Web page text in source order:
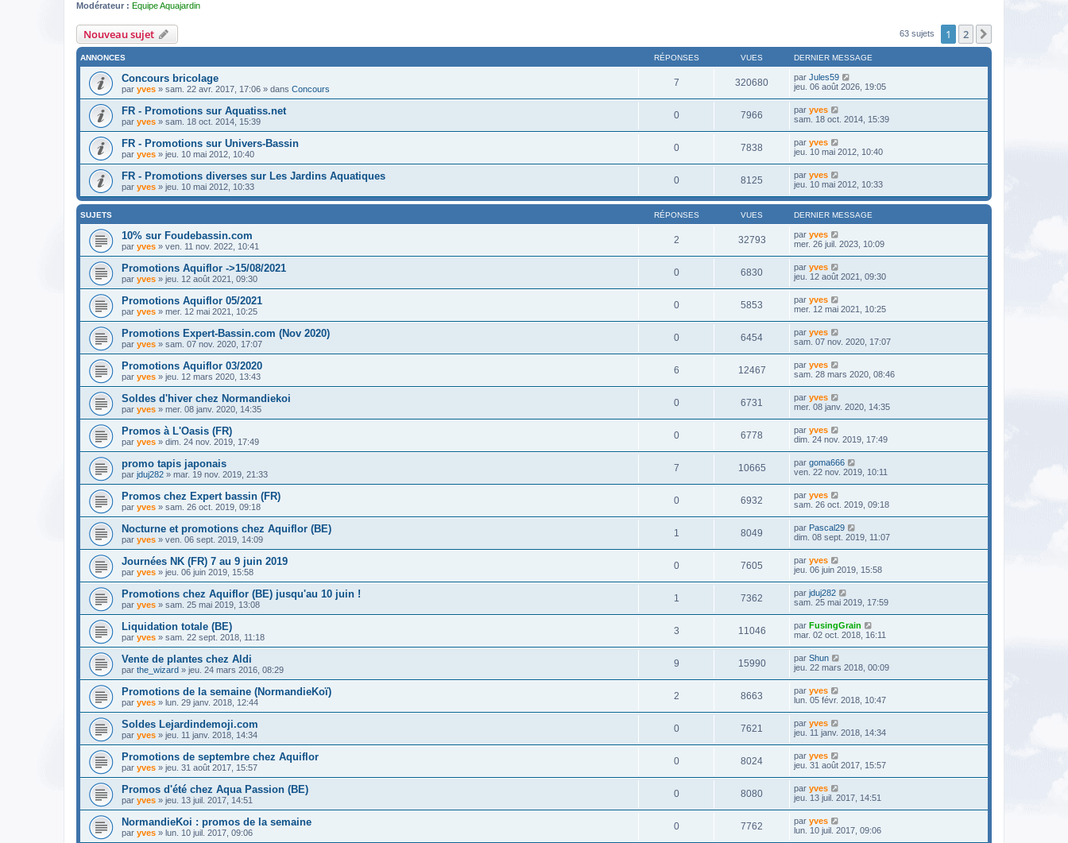
Modérateur : Equipe Aquajardin
Nouveau sujet 63 sujets 1 2
ANNONCES RÉPONSES VUES DERNIER MESSAGE
Concours bricolage
par yves » sam. 22 avr. 2017, 17:06 » dans Concours
7 320680 par Jules59
jeu. 06 août 2026, 19:05
FR - Promotions sur Aquatiss.net
par yves » sam. 18 oct. 2014, 15:39
0 7966 par yves
sam. 18 oct. 2014, 15:39
FR - Promotions sur Univers-Bassin
par yves » jeu. 10 mai 2012, 10:40
0 7838 par yves
jeu. 10 mai 2012, 10:40
FR - Promotions diverses sur Les Jardins Aquatiques
par yves » jeu. 10 mai 2012, 10:33
0 8125 par yves
jeu. 10 mai 2012, 10:33
SUJETS RÉPONSES VUES DERNIER MESSAGE
10% sur Foudebassin.com
par yves » ven. 11 nov. 2022, 10:41
2 32793 par yves
mer. 26 juil. 2023, 10:09
Promotions Aquiflor ->15/08/2021
par yves » jeu. 12 août 2021, 09:30
0 6830 par yves
jeu. 12 août 2021, 09:30
Promotions Aquiflor 05/2021
par yves » mer. 12 mai 2021, 10:25
0 5853 par yves
mer. 12 mai 2021, 10:25
Promotions Expert-Bassin.com (Nov 2020)
par yves » sam. 07 nov. 2020, 17:07
0 6454 par yves
sam. 07 nov. 2020, 17:07
Promotions Aquiflor 03/2020
par yves » jeu. 12 mars 2020, 13:43
6 12467 par yves
sam. 28 mars 2020, 08:46
Soldes d'hiver chez Normandiekoi
par yves » mer. 08 janv. 2020, 14:35
0 6731 par yves
mer. 08 janv. 2020, 14:35
Promos à L'Oasis (FR)
par yves » dim. 24 nov. 2019, 17:49
0 6778 par yves
dim. 24 nov. 2019, 17:49
promo tapis japonais
par jduj282 » mar. 19 nov. 2019, 21:33
7 10665 par goma666
ven. 22 nov. 2019, 10:11
Promos chez Expert bassin (FR)
par yves » sam. 26 oct. 2019, 09:18
0 6932 par yves
sam. 26 oct. 2019, 09:18
Nocturne et promotions chez Aquiflor (BE)
par yves » ven. 06 sept. 2019, 14:09
1 8049 par Pascal29
dim. 08 sept. 2019, 11:07
Journées NK (FR) 7 au 9 juin 2019
par yves » jeu. 06 juin 2019, 15:58
0 7605 par yves
jeu. 06 juin 2019, 15:58
Promotions chez Aquiflor (BE) jusqu'au 10 juin !
par yves » sam. 25 mai 2019, 13:08
1 7362 par jduj282
sam. 25 mai 2019, 17:59
Liquidation totale (BE)
par yves » sam. 22 sept. 2018, 11:18
3 11046 par FusingGrain
mar. 02 oct. 2018, 16:11
Vente de plantes chez Aldi
par the_wizard » jeu. 24 mars 2016, 08:29
9 15990 par Shun
jeu. 22 mars 2018, 00:09
Promotions de la semaine (NormandieKoï)
par yves » lun. 29 janv. 2018, 12:44
2 8663 par yves
lun. 05 févr. 2018, 10:47
Soldes Lejardindemoji.com
par yves » jeu. 11 janv. 2018, 14:34
0 7621 par yves
jeu. 11 janv. 2018, 14:34
Promotions de septembre chez Aquiflor
par yves » jeu. 31 août 2017, 15:57
0 8024 par yves
jeu. 31 août 2017, 15:57
Promos d'été chez Aqua Passion (BE)
par yves » jeu. 13 juil. 2017, 14:51
0 8080 par yves
jeu. 13 juil. 2017, 14:51
NormandieKoi : promos de la semaine
par yves » lun. 10 juil. 2017, 09:06
0 7762 par yves
lun. 10 juil. 2017, 09:06